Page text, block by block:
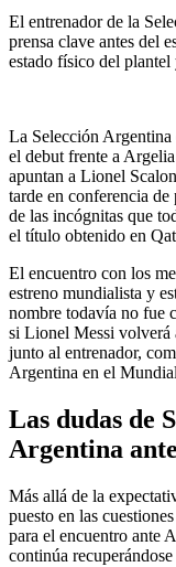
El entrenador de la
prensa clave antes del
estado físico del
La Selección Argentina
el debut frente a
apuntan a Lionel
tarde en conferencia de
de las incógnitas que
el título obtenido en
El encuentro con los
estreno mundialista y
nombre todavía no fue
si Lionel Messi volverá
junto al entrenador,
Argentina en el
Las dudas de
Argentina
Más allá de la
puesto en las
para el encuentro ante
continúa